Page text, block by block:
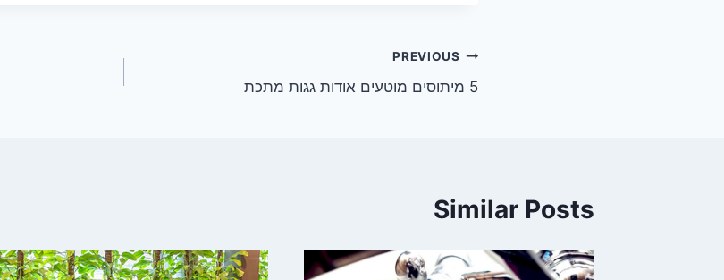
ניווט
PREVIOUS
5 מיתוסים מוטעים אודות גגות מתכת
Similar Posts